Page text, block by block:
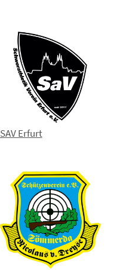
SAV Erfurt